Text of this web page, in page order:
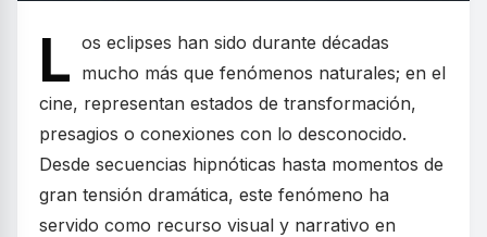
L os eclipses han sido durante décadas
mucho más que fenómenos naturales; en el
cine, representan estados de transformación,
presagios o conexiones con lo desconocido.
Desde secuencias hipnóticas hasta momentos de
gran tensión dramática, este fenómeno ha
servido como recurso visual y narrativo en